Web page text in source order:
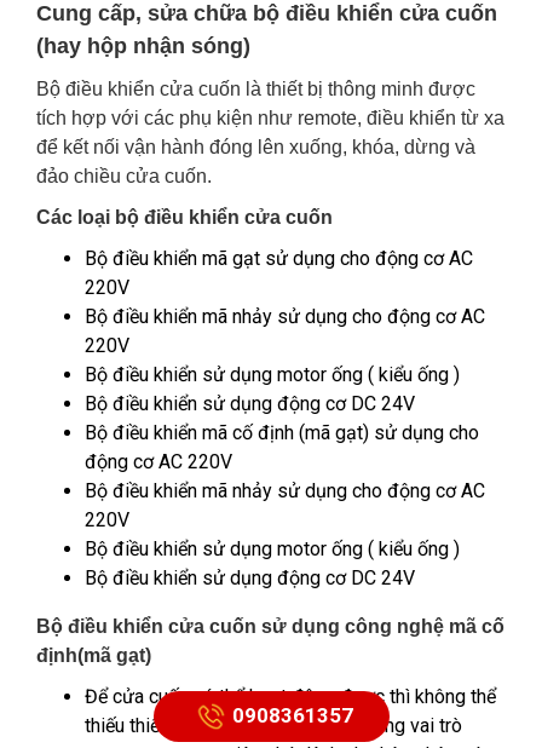
Cung cấp, sửa chữa bộ điều khiển cửa cuốn
(hay hộp nhận sóng)
Bộ điều khiển cửa cuốn là thiết bị thông minh được
tích hợp với các phụ kiện như remote, điều khiển từ xa
để kết nối vận hành đóng lên xuống, khóa, dừng và
đảo chiều cửa cuốn.
Các loại bộ điều khiển cửa cuốn
Bộ điều khiển mã gạt sử dụng cho động cơ AC
220V
Bộ điều khiển mã nhảy sử dụng cho động cơ AC
220V
Bộ điều khiển sử dụng motor ống ( kiểu ống )
Bộ điều khiển sử dụng động cơ DC 24V
Bộ điều khiển mã cố định (mã gạt) sử dụng cho
động cơ AC 220V
Bộ điều khiển mã nhảy sử dụng cho động cơ AC
220V
Bộ điều khiển sử dụng motor ống ( kiểu ống )
Bộ điều khiển sử dụng động cơ DC 24V
Bộ điều khiển cửa cuốn sử dụng công nghệ mã cố
định(mã gạt)
Để cửa cuốn có thể hoạt động được thì không thể
thiếu thiết biết có tên remote. Nó đóng vai trò
0908361357